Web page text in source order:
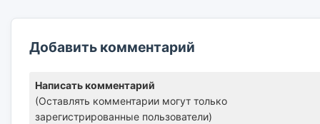
Добавить комментарий
Написать комментарий
(Оставлять комментарии могут только
зарегистрированные пользователи)